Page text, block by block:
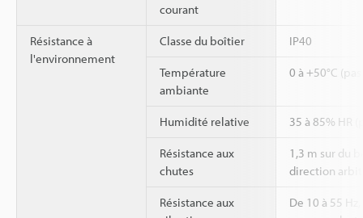
courant
Résistance à
l'environnement
Classe du boîtier IP40
Température
ambiante
0 à +50°C
Humidité relative 35 à 85% HR
Résistance aux
chutes
1,3 m sur du
direction
Résistance aux
De 10 à 55